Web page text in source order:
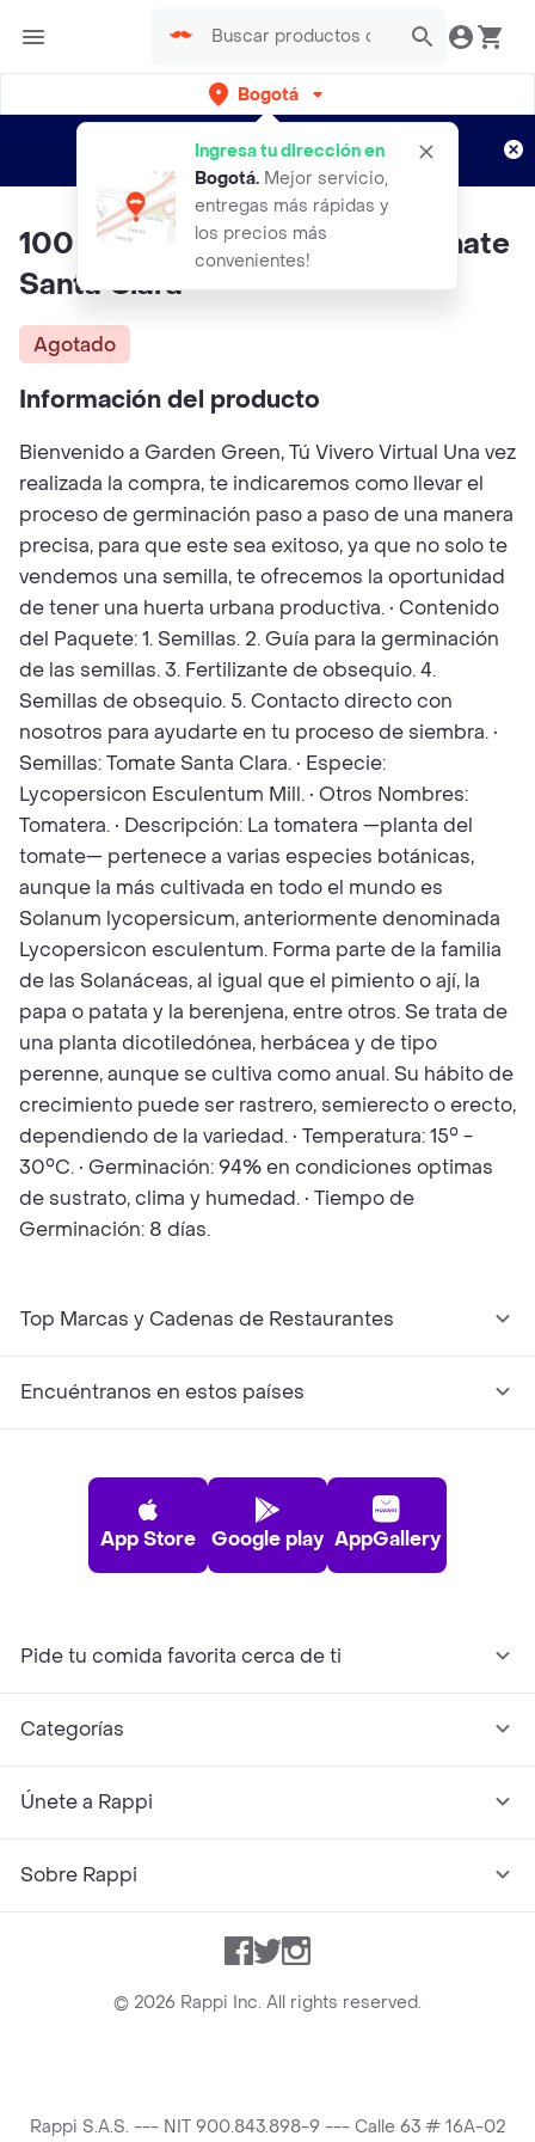
Bogotá
Ingresa tu dirección en
Bogotá. Mejor servicio,
entregas más rápidas y
los precios más
convenientes!
envíos gratis por semanas
Aplican TyC
100 Semillas Orgánicas De Tomate
Santa Clara
Agotado
Información del producto
Bienvenido a Garden Green, Tú Vivero Virtual Una vez
realizada la compra, te indicaremos como llevar el
proceso de germinación paso a paso de una manera
precisa, para que este sea exitoso, ya que no solo te
vendemos una semilla, te ofrecemos la oportunidad
de tener una huerta urbana productiva. • Contenido
del Paquete: 1. Semillas. 2. Guía para la germinación
de las semillas. 3. Fertilizante de obsequio. 4.
Semillas de obsequio. 5. Contacto directo con
nosotros para ayudarte en tu proceso de siembra. •
Semillas: Tomate Santa Clara. • Especie:
Lycopersicon Esculentum Mill. • Otros Nombres:
Tomatera. • Descripción: La tomatera —planta del
tomate— pertenece a varias especies botánicas,
aunque la más cultivada en todo el mundo es
Solanum lycopersicum, anteriormente denominada
Lycopersicon esculentum. Forma parte de la familia
de las Solanáceas, al igual que el pimiento o ají, la
papa o patata y la berenjena, entre otros. Se trata de
una planta dicotiledónea, herbácea y de tipo
perenne, aunque se cultiva como anual. Su hábito de
crecimiento puede ser rastrero, semierecto o erecto,
dependiendo de la variedad. • Temperatura: 15° -
30°C. • Germinación: 94% en condiciones optimas
de sustrato, clima y humedad. • Tiempo de
Germinación: 8 días.
Top Marcas y Cadenas de Restaurantes
Encuéntranos en estos países
App Store Google play AppGallery
Pide tu comida favorita cerca de ti
Categorías
Únete a Rappi
Sobre Rappi
Facebook
TwitterInstagram
© 2026 Rappi Inc. All rights reserved.
Rappi S.A.S. --- NIT 900.843.898-9 --- Calle 63 # 16A-02